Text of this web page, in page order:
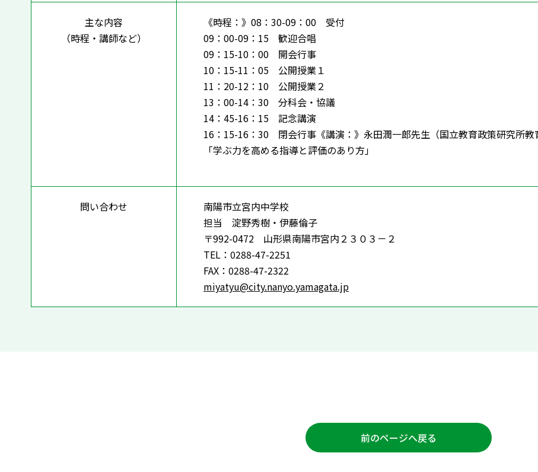
主な内容
（時程・講師など）
《時程：》08：30-09：00 受付
09：00-09：15 歓迎合唱
09：15-10：00 開会行事
10：15-11：05 公開授業１
11：20-12：10 公開授業２
13：00-14：30 分科会・協議
14：45-16：15 記念講演
16：15-16：30 閉会行事《講演：》永田潤一郎先生（国立教育政策研究所教
「学ぶ力を高める指導と評価のあり方」
問い合わせ
南陽市立宮内中学校
担当 淀野秀樹・伊藤倫子
〒992-0472 山形県南陽市宮内２３０３－２
TEL：0288-47-2251
FAX：0288-47-2322
miyatyu@city.nanyo.yamagata.jp
前のページへ戻る